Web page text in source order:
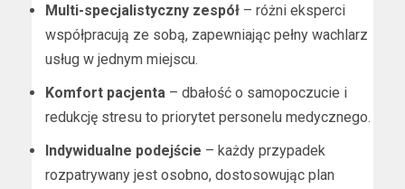
Multi-specjalistyczny zespół – różni eksperci
współpracują ze sobą, zapewniając pełny wachlarz
usług w jednym miejscu.
Komfort pacjenta – dbałość o samopoczucie i
redukcję stresu to priorytet personelu medycznego.
Indywidualne podejście – każdy przypadek
rozpatrywany jest osobno, dostosowując plan